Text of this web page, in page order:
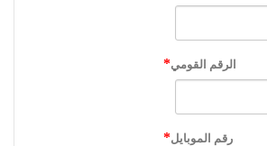
الرقم القومي
رقم الموبايل